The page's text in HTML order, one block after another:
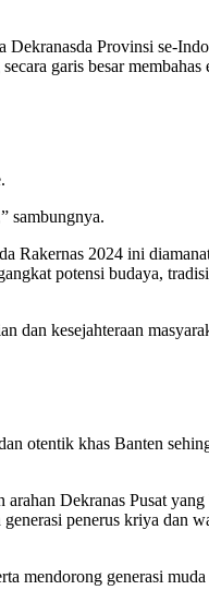
Provinsi se-
garis besar
sambungnya.
Rakernas 2024 ini
potensi budaya,
dan kesejahteraan
otentik khas Banten
Dekranas Pusat
penerus kriya dan
mendorong generasi